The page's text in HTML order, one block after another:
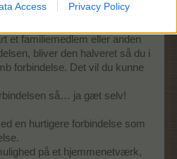
Access Privacy Policy
en router og en netforbindelse
et familiemedlem eller anden
bliver den halveret så du i
forbindelse. Det vil du kunne
så… ja gæt selv!
en hurtigere forbindelse som
på et hjemmenetværk,